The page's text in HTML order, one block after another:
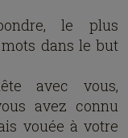
le plus
dans le but
avec vous,
avez connu
vouée à votre